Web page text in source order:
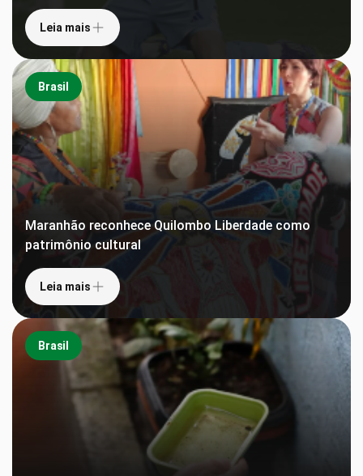
Leia mais
Brasil
Maranhão reconhece Quilombo Liberdade como
patrimônio cultural
Leia mais
Brasil